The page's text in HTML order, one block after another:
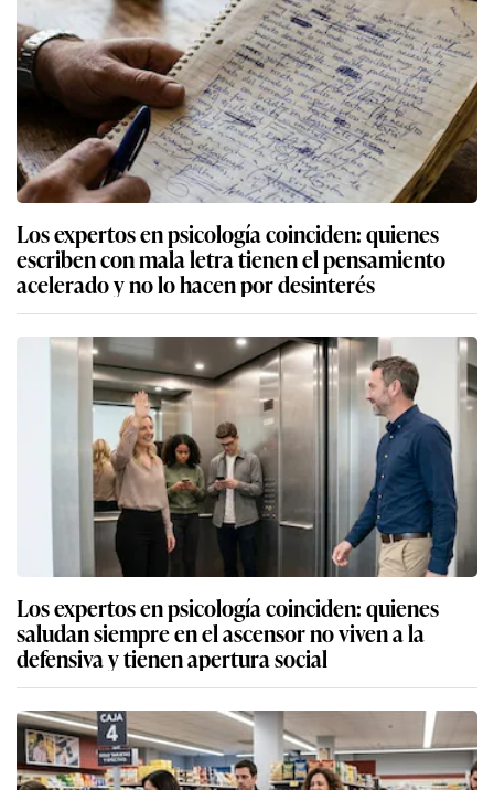
Los expertos en psicología coinciden: quienes
escriben con mala letra tienen el pensamiento
acelerado y no lo hacen por desinterés
Los expertos en psicología coinciden: quienes
saludan siempre en el ascensor no viven a la
defensiva y tienen apertura social